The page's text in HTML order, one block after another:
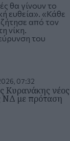
θα γίνουν το
ευθεία». «Κάθε
από τον
νίκη.
του
07:32
Κυρανάκης νέος
ΝΔ με πρόταση